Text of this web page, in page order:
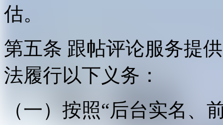
估。
第五条 跟帖评论服务提
法履行以下义务：
（一）按照“后台实名、